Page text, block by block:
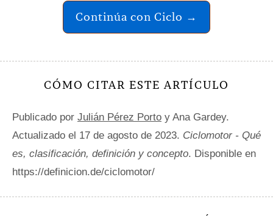
Continúa con Ciclo →
CÓMO CITAR ESTE ARTÍCULO
Publicado por Julián Pérez Porto y Ana Gardey.
Actualizado el 17 de agosto de 2023. Ciclomotor - Qué
es, clasificación, definición y concepto. Disponible en
https://definicion.de/ciclomotor/